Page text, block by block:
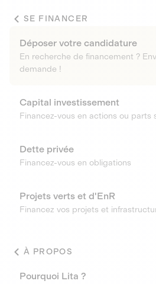
SE FINANCER
Déposer votre candidature
En recherche de financement ?
demande !
Capital investissement
Financez-vous en actions ou parts
Dette privée
Financez-vous en obligations
Projets verts et d'EnR
Financez vos projets et
À PROPOS
Pourquoi Lita ?